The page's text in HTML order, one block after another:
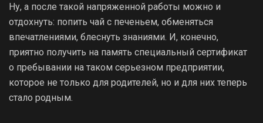
Ну, а после такой напряженной работы можно и
отдохнуть: попить чай с печеньем, обменяться
впечатлениями, блеснуть знаниями. И, конечно,
приятно получить на память специальный сертификат
о пребывании на таком серьезном предприятии,
которое не только для родителей, но и для них теперь
стало родным.